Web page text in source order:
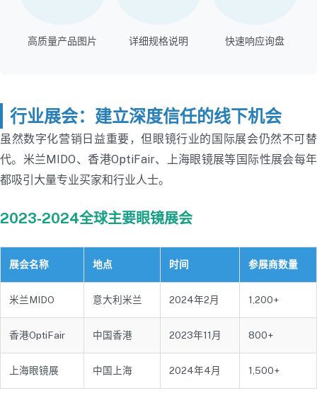
高质量产品图片 详细规格说明 快速响应询盘
行业展会：建立深度信任的线下机会
虽然数字化营销日益重要，但眼镜行业的国际展会仍然不可替
代。米兰MIDO、香港OptiFair、上海眼镜展等国际性展会每年
都吸引大量专业买家和行业人士。
2023-2024全球主要眼镜展会
展会名称 地点 时间 参展商数量
米兰MIDO 意大利米兰 2024年2月 1,200+
香港OptiFair 中国香港 2023年11月 800+
上海眼镜展 中国上海 2024年4月 1,500+